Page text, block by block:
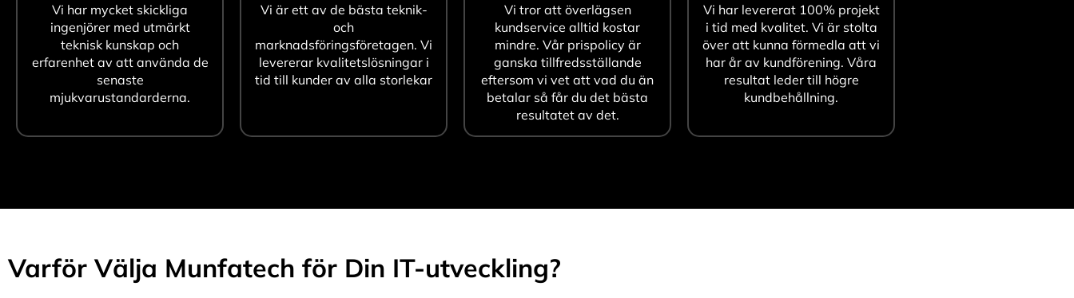
Vi har mycket skickliga
ingenjörer med utmärkt
teknisk kunskap och
erfarenhet av att använda de
senaste
mjukvarustandarderna.
Vi är ett av de bästa teknik-
och
marknadsföringsföretagen. Vi
levererar kvalitetslösningar i
tid till kunder av alla storlekar
Vi tror att överlägsen
kundservice alltid kostar
mindre. Vår prispolicy är
ganska tillfredsställande
eftersom vi vet att vad du än
betalar så får du det bästa
resultatet av det.
Vi har levererat 100% projekt
i tid med kvalitet. Vi är stolta
över att kunna förmedla att vi
har år av kundförening. Våra
resultat leder till högre
kundbehållning.
Varför Välja Munfatech för Din IT-utveckling?